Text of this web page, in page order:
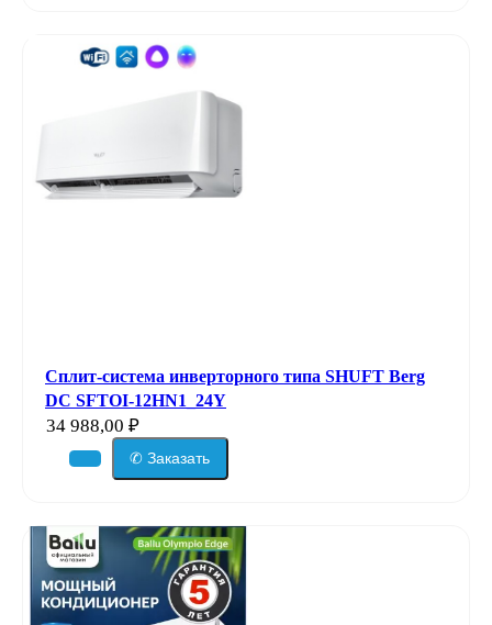
Сплит-система инверторного типа SHUFT Berg
DC SFTOI-12HN1_24Y
34 988,00 ₽
✆ Заказать